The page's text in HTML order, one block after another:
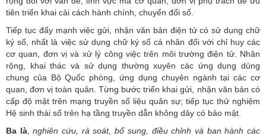
tiên triển khai cải cách hành chính, chuyển đổi số.
Tiếp tục đẩy mạnh việc gửi, nhận văn bản điện tử có sử dụng chữ
ký số, nhất là việc sử dụng chữ ký số cá nhân đối với chỉ huy các
cơ quan, đơn vị và xử lý công việc trên môi trường điện tử. Nhân
rộng, khai thác và sử dụng thường xuyên các ứng dụng dùng
chung của Bộ Quốc phòng, ứng dụng chuyên ngành tại các cơ
quan, đơn vị toàn quân. Từng bước triển khai gửi, nhận văn bản có
cấp độ mật trên mạng truyền số liệu quân sự; tiếp tục thử nghiệm
Hệ sinh thái số trên hạ tầng truyền dẫn không dây có bảo mật.
Ba là,nghiên cứu, rà soát, bổ sung, điều chỉnh và ban hành các